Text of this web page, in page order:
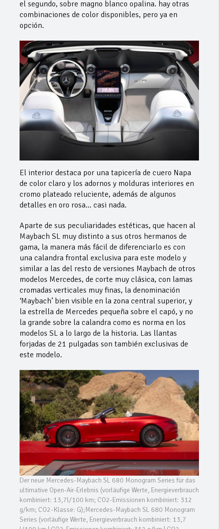
el segundo, sobre magno blanco opalina. hay otras
combinaciones de color disponibles, pero ya en
opción.
El interior destaca por una tapicería de cuero Napa
de color claro y los adornos y molduras interiores en
cromo plateado reluciente, además de algunos
detalles en oro rosa… casi nada.
Aparte de sus peculiaridades estéticas, que hacen al
Maybach SL muy distinto a sus otros hermanos de
gama, la manera más fácil de diferenciarlo es con
una calandra frontal exclusiva para este modelo y
similar a las del resto de versiones Maybach de otros
modelos Mercedes, de corte muy clásica, con lamas
cromadas verticales muy finas, la denominación
‘Maybach’ bien visible en la zona central superior, y
la estrella de Mercedes pequeña sobre el capó, y no
la grande sobre la calandra como es norma en los
modelos SL a lo largo de la historia. Las llantas
forjadas de 21 pulgadas son también exclusivas de
este modelo.
Der neue Mercedes-Maybach SL 680 Monogram Series für das
ultimative Open-Air-Erlebnis (vorläufige Werte, Energieverbrauch
kombiniert: 13,7l/100 km; CO2-Emissionen kombiniert: 312
g/km; CO2-Klasse: G);Mercedes-Maybach SL 680 Monogram
Series (vorläufige Werte, Energieverbrauch kombiniert: 13,7